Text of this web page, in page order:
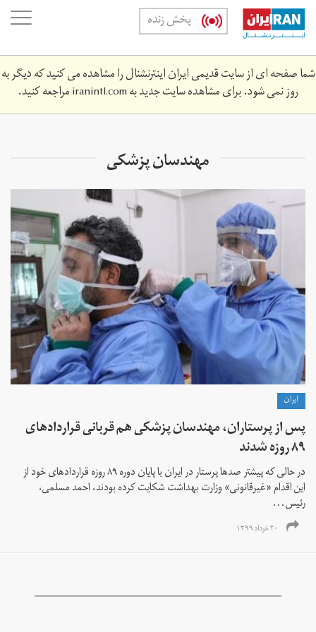
Skip
main
content
پخش زنده
شما صفحه ای از سایت قدیمی ایران اینترنشنال را مشاهده می کنید که دیگر به
روز نمی شود. برای مشاهده سایت جدید بهiranintl.comمراجعه کنید.
مهندسان پزشکی
ايران
پس از پرستاران، مهندسان پزشکی هم قربانی قراردادهای
۸۹ روزه شدند
در حالی که پیشتر صدها پرستار در ایران با پایان دوره ۸۹ روزه قراردادهای خود از
این اقدام «غیرقانونی» وزارت بهداشت شکایت کرده بودند، احمد مسلمی،
رئیس...
۲۰ خرداد ۱۳۹۹